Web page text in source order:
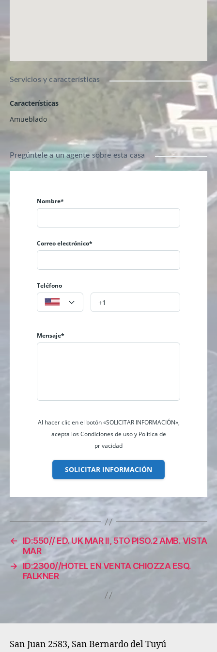
Servicios y características
Características
Amueblado
Pregúntele a un agente sobre esta casa
Nombre*
Correo electrónico*
Teléfono
Mensaje*
Al hacer clic en el botón «SOLICITAR INFORMACIÓN»,
acepta los Condiciones de uso y Política de
privacidad
SOLICITAR INFORMACIÓN
←
ID:550// ED. UK MAR II, 5TO PISO.2 AMB. VISTA
MAR
→ ID:2300//HOTEL EN VENTA CHIOZZA ESQ.
FALKNER
San Juan 2583, San Bernardo del Tuyú